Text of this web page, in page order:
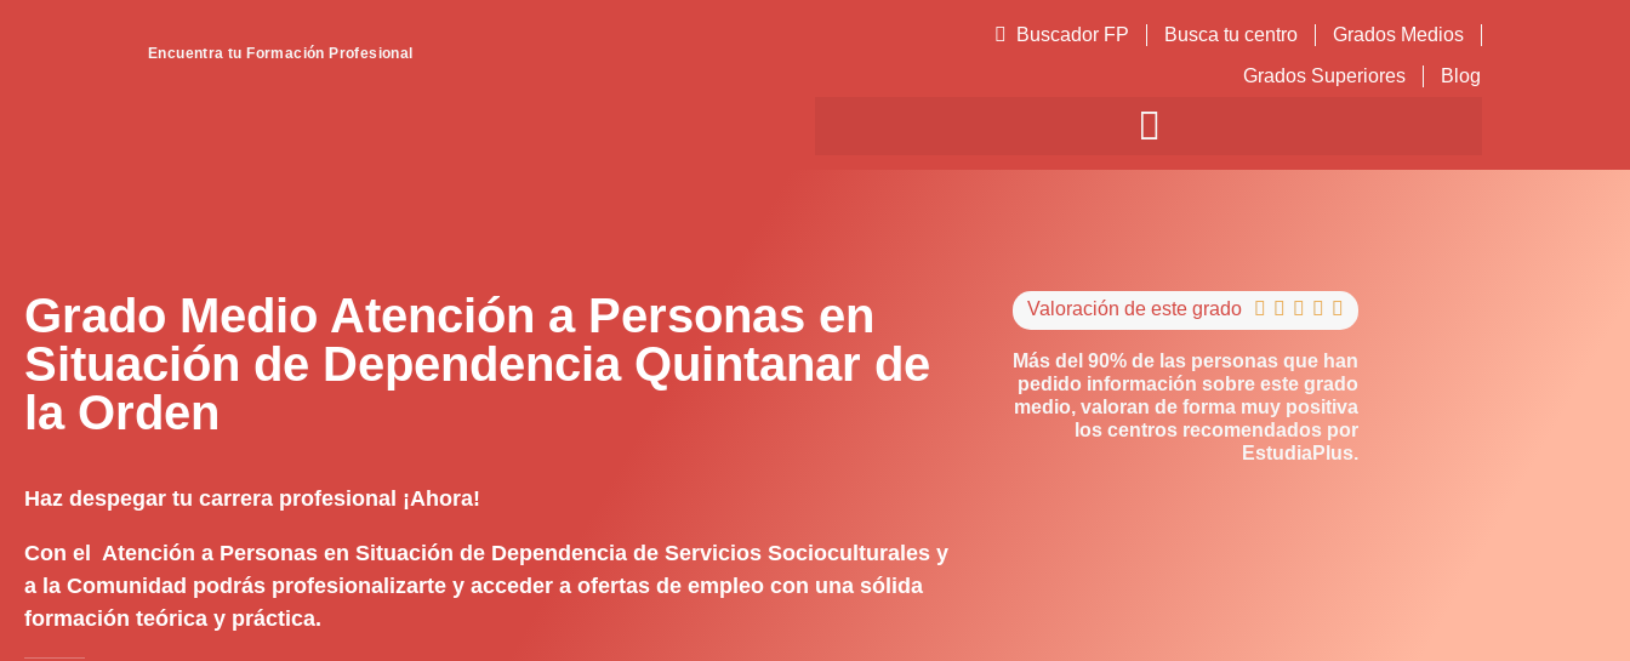
Encuentra tu Formación Profesional
Buscador FP Busca tu centro
Grados Medios
Grados Superiores
Blog
Grado Medio Atención a Personas en
Situación de Dependencia Quintanar de
la Orden
Haz despegar tu carrera profesional ¡Ahora!
Con el Atención a Personas en Situación de Dependencia de Servicios Socioculturales y
a la Comunidad podrás profesionalizarte y acceder a ofertas de empleo con una sólida
formación teórica y práctica.
Valoración de este grado     
Más del 90% de las personas que han
pedido información sobre este grado
medio, valoran de forma muy positiva
los centros recomendados por
EstudiaPlus.